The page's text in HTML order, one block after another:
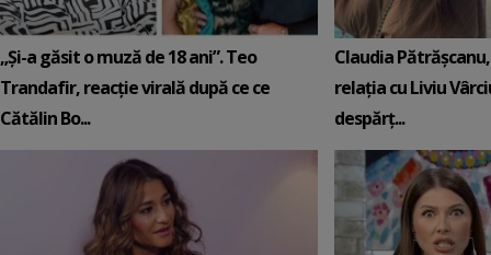
„Și-a găsit o muză de 18 ani”. Teo
Trandafir, reacție virală după ce ce
Cătălin Bo...
Claudia
relația cu Liviu
despărț...